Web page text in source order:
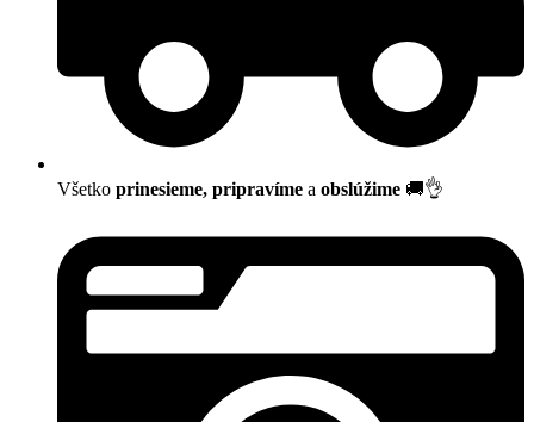
Všetko prinesieme, pripravíme a obslúžime 🚚👌